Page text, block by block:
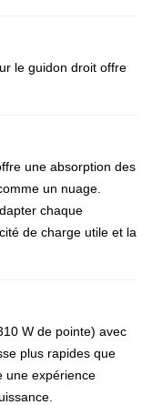
le guidon droit offre
une absorption des
un nuage.
chaque
de charge utile et la
W de pointe) avec
plus rapides que
une expérience